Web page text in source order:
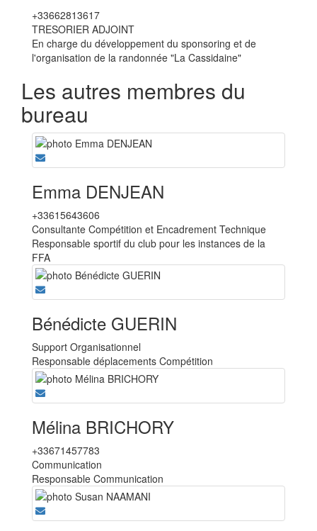
+33662813617
TRESORIER ADJOINT
En charge du développement du sponsoring et de
l'organisation de la randonnée "La Cassidaine"
Les autres membres du
bureau
Emma DENJEAN
+33615643606
Consultante Compétition et Encadrement Technique
Responsable sportif du club pour les instances de la
FFA
Bénédicte GUERIN
Support Organisationnel
Responsable déplacements Compétition
Mélina BRICHORY
+33671457783
Communication
Responsable Communication